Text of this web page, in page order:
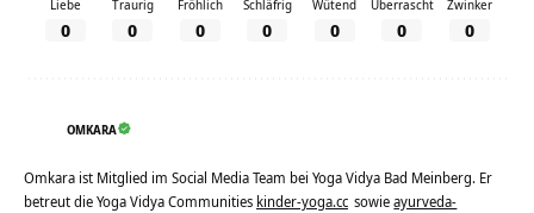
Liebe
0
Traurig
0
Fröhlich
0
Schläfrig
0
Wütend
0
Überrascht
0
Zwinker
0
OMKARA
Omkara ist Mitglied im Social Media Team bei Yoga Vidya Bad Meinberg. Er
betreut die Yoga Vidya Communities kinder-yoga.cc sowieayurveda-